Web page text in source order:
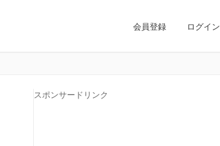
会員登録 ログイン
スポンサードリンク